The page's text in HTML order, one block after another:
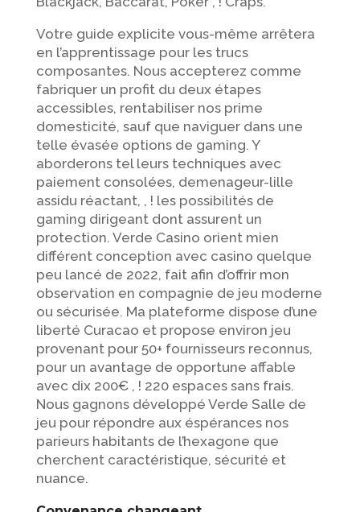
Votre guide explicite vous-même arrêtera
en l’apprentissage pour les trucs
composantes. Nous accepterez comme
fabriquer un profit du deux étapes
accessibles, rentabiliser nos prime
domesticité, sauf que naviguer dans une
telle évasée options de gaming. Y
aborderons tel leurs techniques avec
paiement consolées, demenageur-lille
assidu réactant, , ! les possibilités de
gaming dirigeant dont assurent un
protection. Verde Casino orient mien
différent conception avec casino quelque
peu lancé de 2022, fait afin d’offrir mon
observation en compagnie de jeu moderne
ou sécurisée. Ma plateforme dispose d’une
liberté Curacao et propose environ jeu
provenant pour 50+ fournisseurs reconnus,
pour un avantage de opportune affable
avec dix 200€ , ! 220 espaces sans frais.
Nous gagnons développé Verde Salle de
jeu pour répondre aux éspérances nos
parieurs habitants de l’hexagone que
cherchent caractéristique, sécurité et
nuance.